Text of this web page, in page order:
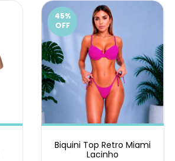
45%
OFF
Biquini Top Retro Miami
Lacinho